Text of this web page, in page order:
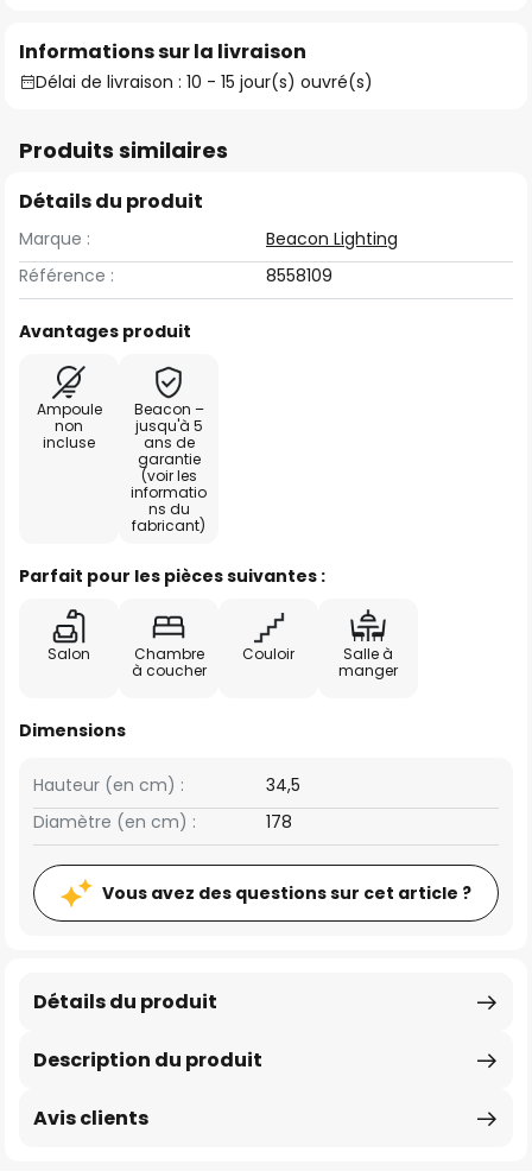
Informations sur la livraison
Délai de livraison : 10 - 15 jour(s) ouvré(s)
Produits similaires
Détails du produit
Marque :
Beacon Lighting
Référence :
8558109
Avantages produit
Ampoule
non
incluse
Beacon –
jusqu'à 5
ans de
garantie
(voir les
informatio
ns du
fabricant)
Parfait pour les pièces suivantes :
Salon
Chambre
à coucher
Couloir
Salle à
manger
Dimensions
Hauteur (en cm) :
34,5
Diamètre (en cm) :
178
Vous avez des questions sur cet article ?
Description du produit
Détails du produit
Avis clients